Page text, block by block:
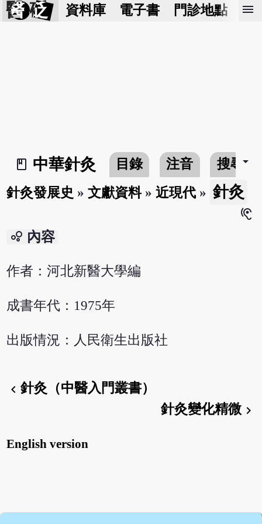
醫 砭 資料庫 電子書 門診地點 預
menu
book_2
中華針灸 目錄 注音 搜尋arrow_drop_down
針灸發展史 »文獻資料»近現代 » 針灸
hearing
bubble_chart 內容
作者：河北新醫大學編
成書年代：1975年
出版情況：人民衛生出版社
chevron_left針灸（中醫入門叢書）
針灸變化精微chevron_right
English version